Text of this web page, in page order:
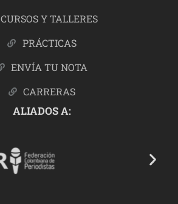
CURSOS Y TALLERES
PRÁCTICAS
ENVÍA TU NOTA
CARRERAS
ALIADOS A: